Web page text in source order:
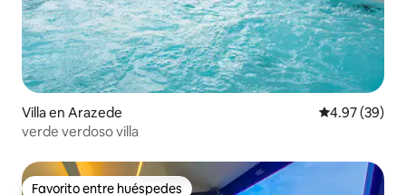
Villa en Arazede Calificación
4.97 (39)
verde verdoso villa
Favorito entre huéspedes